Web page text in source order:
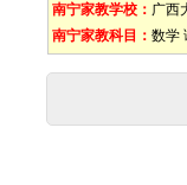
南宁家教学校： 广西
南宁家教科目： 数学